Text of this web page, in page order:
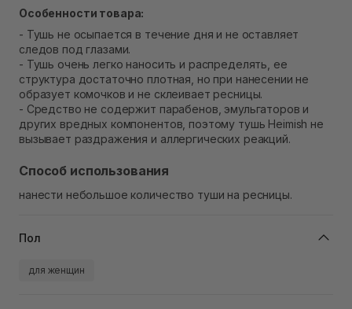
Особенности товара:
- Тушь не осыпается в течение дня и не оставляет
следов под глазами.
- Тушь очень легко наносить и распределять, ее
структура достаточно плотная, но при нанесении не
образует комочков и не склеивает ресницы.
- Средство не содержит парабенов, эмульгаторов и
других вредных компонентов, поэтому тушь Heimish не
вызывает раздражения и аллергических реакций.
Способ использования
нанести небольшое количество туши на ресницы.
Пол
для женщин